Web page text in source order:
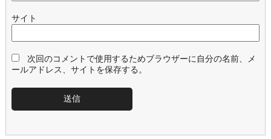
サイト
次回のコメントで使用するためブラウザーに自分の名前、メ
ールアドレス、サイトを保存する。